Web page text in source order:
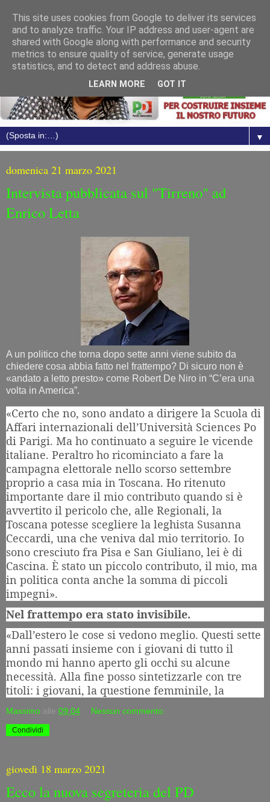
▼
domenica 21 marzo 2021
Intervista pubblicata sul "Tirreno" ad
Enrico Letta
A un politico che torna dopo sette anni viene subito da
chiedere cosa abbia fatto nel frattempo? Di sicuro non è
«andato a letto presto» come Robert De Niro in “C’era una
volta in America”.
«Certo che no, sono andato a dirigere la Scuola di
Affari internazionali dell’Università Sciences Po
di Parigi. Ma ho continuato a seguire le vicende
italiane. Peraltro ho ricominciato a fare la
campagna elettorale nello scorso settembre
proprio a casa mia in Toscana. Ho ritenuto
importante dare il mio contributo quando si è
avvertito il pericolo che, alle Regionali, la
Toscana potesse scegliere la leghista Susanna
Ceccardi, una che veniva dal mio territorio. Io
sono cresciuto fra Pisa e San Giuliano, lei è di
Cascina. È stato un piccolo contributo, il mio, ma
in politica conta anche la somma di piccoli
impegni».
Nel frattempo era stato invisibile.
«Dall’estero le cose si vedono meglio. Questi sette
anni passati insieme con i giovani di tutto il
mondo mi hanno aperto gli occhi su alcune
necessità. Alla fine posso sintetizzarle con tre
titoli: i giovani, la questione femminile, la
Massimo alle 09:04 Nessun commento:
Condividi
giovedì 18 marzo 2021
Ecco la nuova segreteria del PD
This site uses cookies from Google to deliver its services
and to analyze traffic. Your IP address and user-agent are
shared with Google along with performance and security
metrics to ensure quality of service, generate usage
statistics, and to detect and address abuse.
LEARN MORE GOT IT